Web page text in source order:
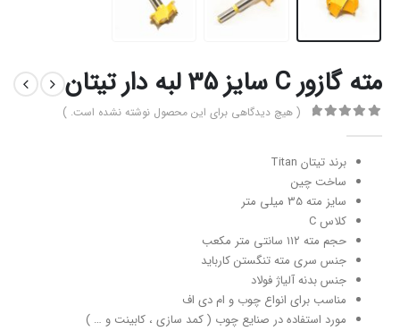
مته گازور C سایز 35 لبه دار تیتان
( هیچ دیدگاهی برای این محصول نوشته نشده است. )
برند تیتان Titan
ساخت چین
سایز مته 35 میلی متر
کلاس C
حجم مته ۱۱۲ سانتی متر مکعب
جنس سری مته تنگستن کارباید
جنس بدنه آلیاژ فولاد
مناسب برای انواع چوب و ام دی اف
مورد استفاده در صنایع چوب ( کمد سازی ، کابینت و … )